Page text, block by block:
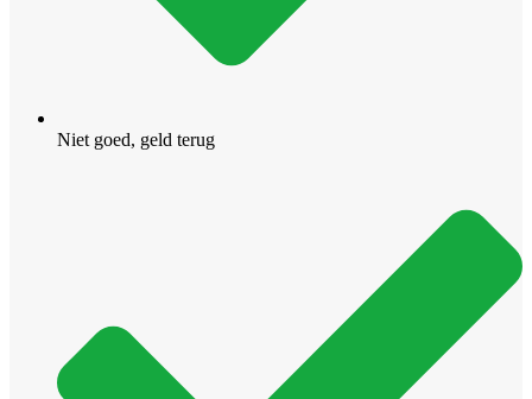
Niet goed, geld terug